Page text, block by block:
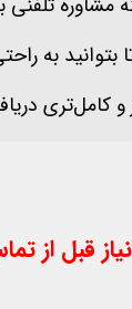
به
کامل‌تری
قبل از